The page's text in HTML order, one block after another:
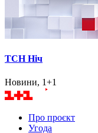
ТСН Ніч
Новини, 1+1
Про проєкт
Угода